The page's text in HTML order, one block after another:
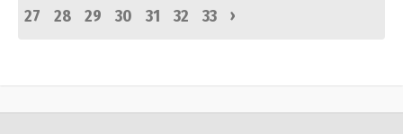
27
28 29 30 31 32 33 ›